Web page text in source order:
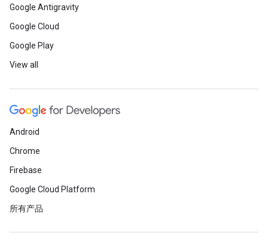
Google Antigravity
Google Cloud
Google Play
View all
Android
Chrome
Firebase
Google Cloud Platform
所有产品